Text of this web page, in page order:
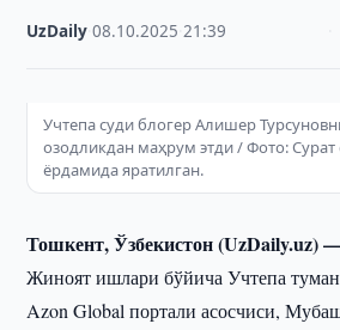
UzDaily ·08.10.2025 ·21:39
Учтепа суди блогер Алишер
озодликдан маҳрум этди / Фото:
ёрдамида яратилган.
Тошкент, Ўзбекистон (UzDaily.uz)
Жиноят ишлари бўйича Учтепа
Azon Global портали асосчиси,